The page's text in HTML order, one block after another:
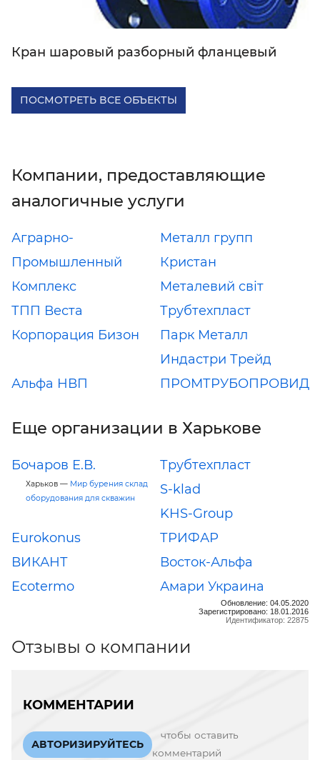
Кран шаровый разборный фланцевый
ПОСМОТРЕТЬ ВСЕ ОБЪЕКТЫ
Компании, предоставляющие
аналогичные услуги
Аграрно-
Промышленный
Комплекс
Металл групп
Кристан
Металевий світ
ТПП Веста
Трубтехпласт
Корпорация Бизон
Парк Металл
Индастри Трейд
Альфа НВП
ПРОМТРУБОПРОВИД
Еще организации в Харькове
Бочаров Е.В.
Харьков — Мир бурения склад
оборудования для скважин
Трубтехпласт
S-klad
KHS-Group
Eurokonus
ТРИФАР
ВИКАНТ
Восток-Альфа
Ecotermo
Амари Украина
Обновление: 04.05.2020
Зарегистрировано: 18.01.2016
Идентификатор: 22875
Отзывы о компании
КОММЕНТАРИИ
АВТОРИЗИРУЙТЕСЬ
чтобы оставить
комментарий